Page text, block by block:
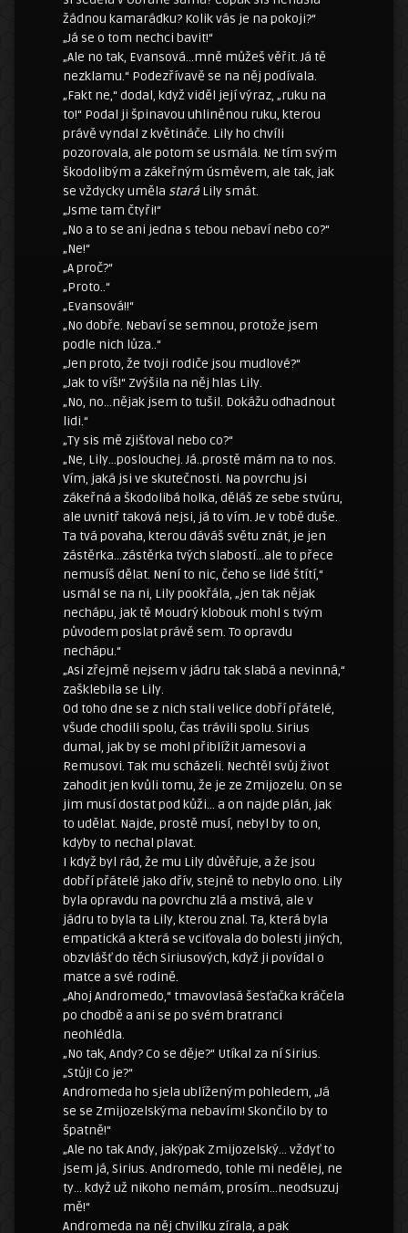
žádnou kamarádku? Kolik vás je na pokoji?“
„Já se o tom nechci bavit!“
„Ale no tak, Evansová…mně můžeš věřit. Já tě
nezklamu.“ Podezřívavě se na něj podívala.
„Fakt ne,“ dodal, když viděl její výraz, „ruku na
to!“ Podal ji špinavou uhliněnou ruku, kterou
právě vyndal z květináče. Lily ho chvíli
pozorovala, ale potom se usmála. Ne tím svým
škodolibým a zákeřným úsměvem, ale tak, jak
se vždycky uměla staráLily smát.
„Jsme tam čtyři!“
„No a to se ani jedna s tebou nebaví nebo co?“
„Ne!“
„A proč?“
„Proto..“
„Evansová!!“
„No dobře. Nebaví se semnou, protože jsem
podle nich lůza..“
„Jen proto, že tvoji rodiče jsou mudlové?“
„Jak to víš!“ Zvýšila na něj hlas Lily.
„No, no…nějak jsem to tušil. Dokážu odhadnout
lidi.“
„Ty sis mě zjišťoval nebo co?“
„Ne, Lily…poslouchej. Já..prostě mám na to nos.
Vím, jaká jsi ve skutečnosti. Na povrchu jsi
zákeřná a škodolibá holka, děláš ze sebe stvůru,
ale uvnitř taková nejsi, já to vím. Je v tobě duše.
Ta tvá povaha, kterou dáváš světu znát, je jen
zástěrka…zástěrka tvých slabostí…ale to přece
nemusíš dělat. Není to nic, čeho se lidé štítí,“
usmál se na ni, Lily pookřála, „jen tak nějak
nechápu, jak tě Moudrý klobouk mohl s tvým
původem poslat právě sem. To opravdu
nechápu.“
„Asi zřejmě nejsem v jádru tak slabá a nevinná,“
zašklebila se Lily.
Od toho dne se z nich stali velice dobří přátelé,
všude chodili spolu, čas trávili spolu. Sirius
dumal, jak by se mohl přiblížit Jamesovi a
Remusovi. Tak mu scházeli. Nechtěl svůj život
zahodit jen kvůli tomu, že je ze Zmijozelu. On se
jim musí dostat pod kůži… a on najde plán, jak
to udělat. Najde, prostě musí, nebyl by to on,
kdyby to nechal plavat.
I když byl rád, že mu Lily důvěřuje, a že jsou
dobří přátelé jako dřív, stejně to nebylo ono. Lily
byla opravdu na povrchu zlá a mstivá, ale v
jádru to byla ta Lily, kterou znal. Ta, která byla
empatická a která se vciťovala do bolesti jiných,
obzvlášť do těch Siriusových, když ji povídal o
matce a své rodině.
„Ahoj Andromedo,“ tmavovlasá šesťačka kráčela
po chodbě a ani se po svém bratranci
neohlédla.
„No tak, Andy? Co se děje?“ Utíkal za ní Sirius.
„Stůj! Co je?“
Andromeda ho sjela ublíženým pohledem, „Já
se se Zmijozelskýma nebavím! Skončilo by to
špatně!“
„Ale no tak Andy, jakýpak Zmijozelský… vždyť to
jsem já, Sirius. Andromedo, tohle mi nedělej, ne
ty… když už nikoho nemám, prosím…neodsuzuj
mě!“
Andromeda na něj chvilku zírala, a pak